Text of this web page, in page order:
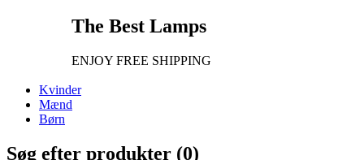
The Best Lamps
ENJOY FREE SHIPPING
Kvinder
Mænd
Børn
Søg efter produkter (0)